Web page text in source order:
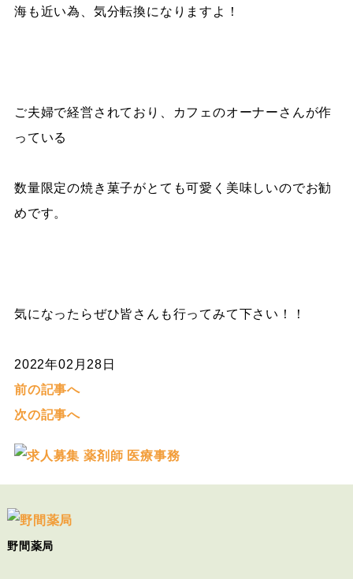
海も近い為、気分転換になりますよ！
ご夫婦で経営されており、カフェのオーナーさんが作
っている
数量限定の焼き菓子がとても可愛く美味しいのでお勧
めです。
気になったらぜひ皆さんも行ってみて下さい！！
2022年02月28日
前の記事へ
次の記事へ
野間薬局